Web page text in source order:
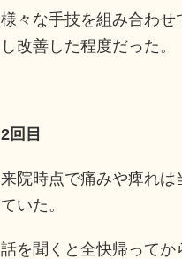
様々な手技を組み合わ
し改善した程度だった。
2回目
来院時点で痛みや痺れは
ていた。
話を聞くと全快帰ってか